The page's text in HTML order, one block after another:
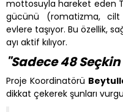
mottosuyla hareket eden
gücünü (romatizma, cilt
evlere taşıyor. Bu özellik,
ayı aktif kılıyor.
"Sadece 48
Proje Koordinatörü
dikkat çekerek şunları